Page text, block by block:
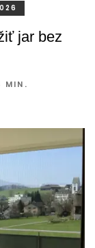
a šikovným
rok.
jar bez
MIN.